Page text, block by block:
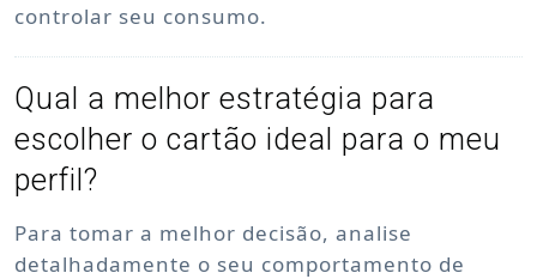
controlar seu consumo.
Qual a melhor estratégia para
escolher o cartão ideal para o meu
perfil?
Para tomar a melhor decisão, analise
detalhadamente o seu comportamento de